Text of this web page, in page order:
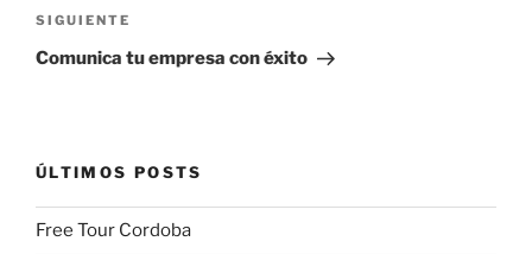
Siguiente
entrada
SIGUIENTE
Comunica tu empresa con éxito
ÚLTIMOS POSTS
Free Tour Cordoba